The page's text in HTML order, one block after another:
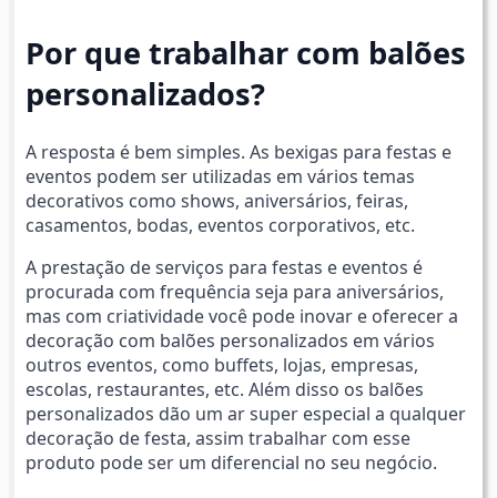
Por que trabalhar com balões
personalizados?
A resposta é bem simples. As bexigas para festas e
eventos podem ser utilizadas em vários temas
decorativos como shows, aniversários, feiras,
casamentos, bodas, eventos corporativos, etc.
A prestação de serviços para festas e eventos é
procurada com frequência seja para aniversários,
mas com criatividade você pode inovar e oferecer a
decoração com balões personalizados em vários
outros eventos, como buffets, lojas, empresas,
escolas, restaurantes, etc. Além disso os balões
personalizados dão um ar super especial a qualquer
decoração de festa, assim trabalhar com esse
produto pode ser um diferencial no seu negócio.